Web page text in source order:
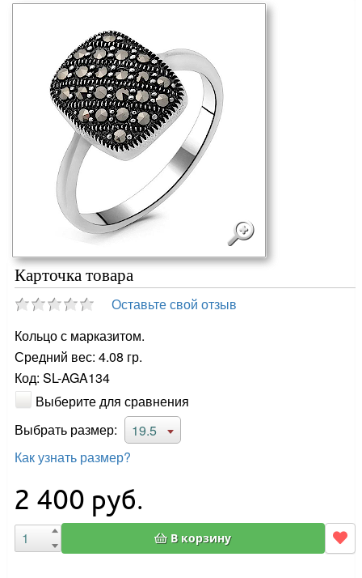
Карточка товара
Оставьте свой отзыв
Кольцо с марказитом.
Средний вес: 4.08 гр.
Код: SL-AGA134
Выберите для сравнения
Выбрать размер:
19.5
Как узнать размер?
2 400 руб.
В корзину